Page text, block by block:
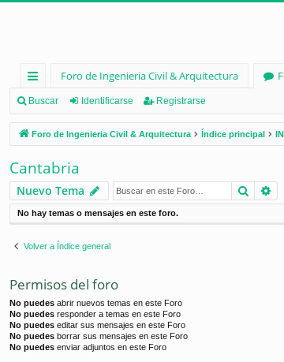
nl
ac
es
rá
pi
d
os
Foro de Ingenieria Civil & Arquitectura
Buscar Identificarse Registrarse
Foro de Ingenieria Civil & Arquitectura Índice principal
Cantabria
Nuevo Tema Buscar
No hay temas o mensajes en este foro.
Volver a Índice general
Permisos del foro
No puedes abrir nuevos temas en este Foro
No puedes responder a temas en este Foro
No puedes editar sus mensajes en este Foro
No puedes borrar sus mensajes en este Foro
No puedes enviar adjuntos en este Foro